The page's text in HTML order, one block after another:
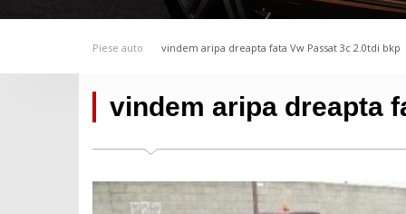
Piese auto vindem aripa dreapta fata Vw Passat 3c 2.0tdi bkp
vindem aripa dreapta